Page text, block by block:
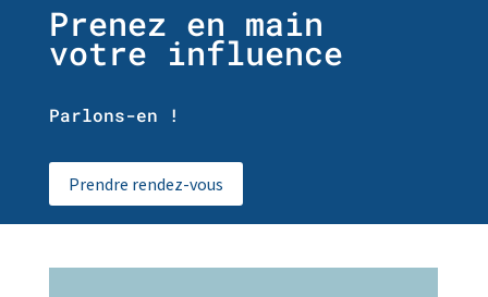
Prenez en main
votre influence
Parlons-en !
Prendre rendez-vous